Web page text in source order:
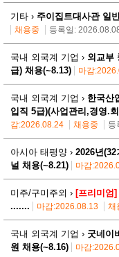
기타 › 주이집트대사관 일
채용중
등록일:
국내 외국계 기업 › 외교부
급) 채용(~8.13)
마감
국내 외국계 기업 › 한국산
입직 5급)(사업관리,경영.
감:2026.08.24
채용중 등
아시아 태평양 › 2026년
널 채용(~8.21)
마감
미주/구미주외 › [프리미엄]
.......
마감:2026.08.13 채
국내 외국계 기업 › 굿네이
원 채용(~8.16)
마감